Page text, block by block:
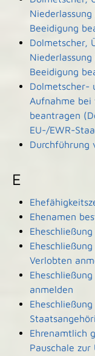
Beeidigung
Dolmetscher,
Beeidigung
Dolmetscher-
Aufnahme bei
beantragen
EU-/EWR-
Durchführung
E
Ehenamen
Verlobten
anmelden
Ehrenamtlich
Pauschale